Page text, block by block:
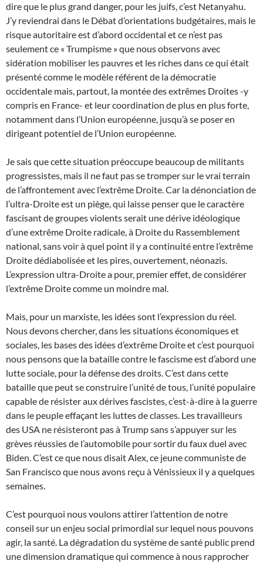
dire que le plus grand danger, pour les juifs, c’est Netanyahu.
J’y reviendrai dans le Débat d’orientations budgétaires, mais le
risque autoritaire est d’abord occidental et ce n’est pas
seulement ce « Trumpisme » que nous observons avec
sidération mobiliser les pauvres et les riches dans ce qui était
présenté comme le modèle référent de la démocratie
occidentale mais, partout, la montée des extrêmes Droites -y
compris en France- et leur coordination de plus en plus forte,
notamment dans l’Union européenne, jusqu’à se poser en
dirigeant potentiel de l’Union européenne.
Je sais que cette situation préoccupe beaucoup de militants
progressistes, mais il ne faut pas se tromper sur le vrai terrain
de l’affrontement avec l’extrême Droite. Car la dénonciation de
l’ultra-Droite est un piège, qui laisse penser que le caractère
fascisant de groupes violents serait une dérive idéologique
d’une extrême Droite radicale, à Droite du Rassemblement
national, sans voir à quel point il y a continuité entre l’extrême
Droite dédiabolisée et les pires, ouvertement, néonazis.
L’expression ultra-Droite a pour, premier effet, de considérer
l’extrême Droite comme un moindre mal.
Mais, pour un marxiste, les idées sont l’expression du réel.
Nous devons chercher, dans les situations économiques et
sociales, les bases des idées d’extrême Droite et c’est pourquoi
nous pensons que la bataille contre le fascisme est d’abord une
lutte sociale, pour la défense des droits. C’est dans cette
bataille que peut se construire l’unité de tous, l’unité populaire
capable de résister aux dérives fascistes, c’est-à-dire à la guerre
dans le peuple effaçant les luttes de classes. Les travailleurs
des USA ne résisteront pas à Trump sans s’appuyer sur les
grèves réussies de l’automobile pour sortir du faux duel avec
Biden. C’est ce que nous disait Alex, ce jeune communiste de
San Francisco que nous avons reçu à Vénissieux il y a quelques
semaines.
C’est pourquoi nous voulons attirer l’attention de notre
conseil sur un enjeu social primordial sur lequel nous pouvons
agir, la santé. La dégradation du système de santé public prend
une dimension dramatique qui commence à nous rapprocher